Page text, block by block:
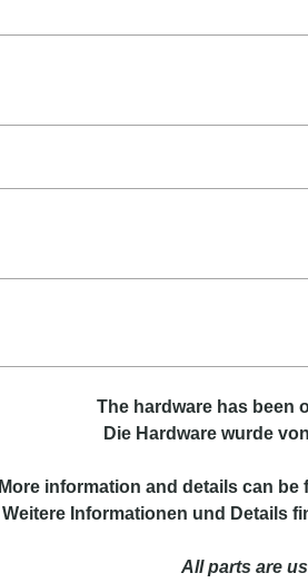
The hardware has been
Die Hardware wurde
More information and details can be
Weitere Informationen und Details
All parts are